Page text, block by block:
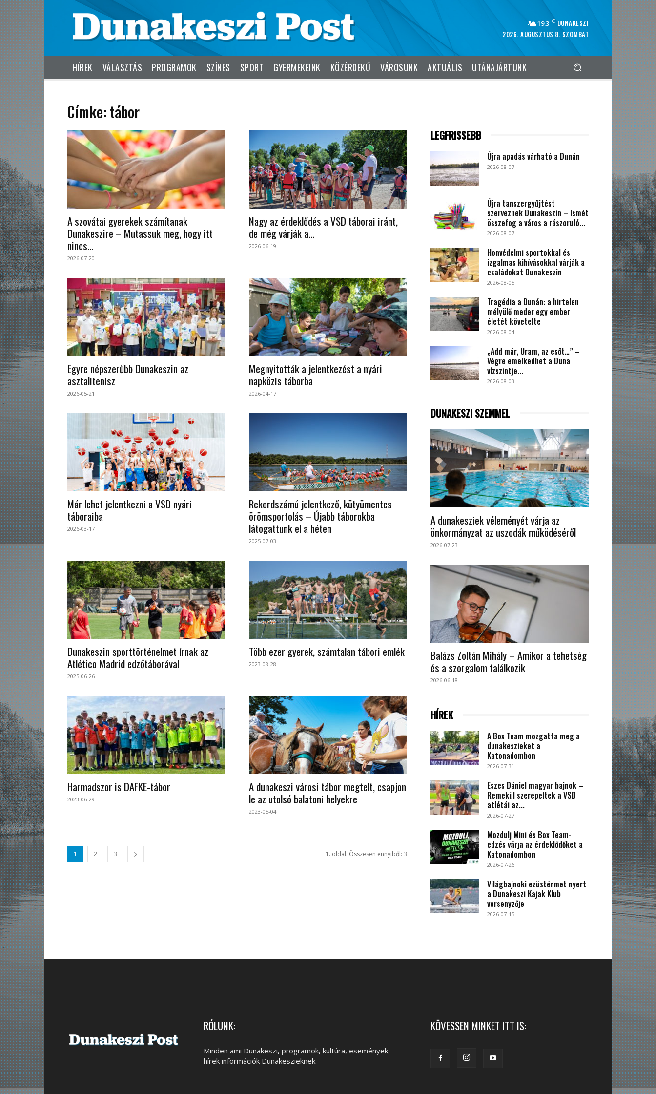
19.3 C DUNAKESZI
2026. AUGUSZTUS 8. SZOMBAT
HÍREK VÁLASZTÁS PROGRAMOK SZÍNES SPORT GYERMEKEINK KÖZÉRDEKŰ VÁROSUNK AKTUÁLIS UTÁNAJÁRTUNK
Címke: tábor
A szovátai gyerekek számítanak
Dunakeszire – Mutassuk meg, hogy itt
nincs...
2026-07-20
Nagy az érdeklődés a VSD táborai iránt,
de még várják a...
2026-06-19
Egyre népszerűbb Dunakeszin az
asztalitenisz
2026-05-21
Megnyitották a jelentkezést a nyári
napközis táborba
2026-04-17
Már lehet jelentkezni a VSD nyári
táboraiba
2026-03-17
Rekordszámú jelentkező, kütyümentes
örömsportolás – Újabb táborokba
látogattunk el a héten
2025-07-03
Dunakeszin sporttörténelmet írnak az
Atlético Madrid edzőtáborával
2025-06-26
Több ezer gyerek, számtalan tábori emlék
2023-08-28
Harmadszor is DAFKE-tábor
2023-06-29
A dunakeszi városi tábor megtelt, csapjon
le az utolsó balatoni helyekre
2023-05-04
1 2 3 1. oldal. Összesen ennyiből: 3
LEGFRISSEBB
Újra apadás várható a Dunán
2026-08-07
Újra tanszergyűjtést
szerveznek Dunakeszin – Ismét
összefog a város a rászoruló...
2026-08-07
Honvédelmi sportokkal és
izgalmas kihívásokkal várják a
családokat Dunakeszin
2026-08-05
Tragédia a Dunán: a hirtelen
mélyülő meder egy ember
életét követelte
2026-08-04
„Add már, Uram, az esőt…” –
Végre emelkedhet a Duna
vízszintje...
2026-08-03
DUNAKESZI SZEMMEL
A dunakesziek véleményét várja az
önkormányzat az uszodák működéséről
2026-07-23
Balázs Zoltán Mihály – Amikor a tehetség
és a szorgalom találkozik
2026-06-18
HÍREK
A Box Team mozgatta meg a
dunakeszieket a
Katonadombon
2026-07-31
Eszes Dániel magyar bajnok –
Remekül szerepeltek a VSD
atlétái az...
2026-07-27
Mozdulj Mini és Box Team-
edzés várja az érdeklődőket a
Katonadombon
2026-07-26
Világbajnoki ezüstérmet nyert
a Dunakeszi Kajak Klub
versenyzője
2026-07-15
RÓLUNK:
Minden ami Dunakeszi, programok, kultúra, események,
hírek információk Dunakeszieknek.
KÖVESSEN MINKET ITT IS: